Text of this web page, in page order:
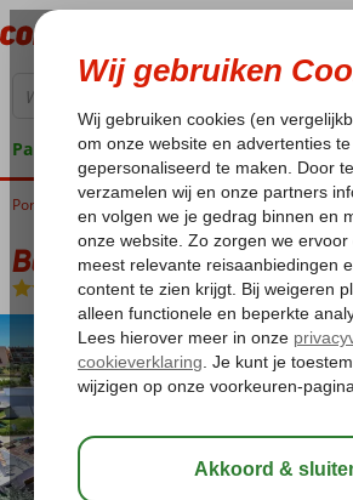
Pakketgarantie
Home
Portugal Algarve Gale Bayside Salgados
Bayside Salgados
Logies-Appartement